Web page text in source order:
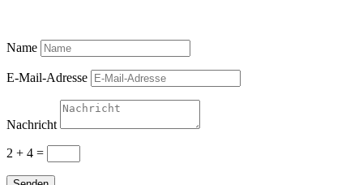
Name
E-Mail-Adresse
Nachricht
2 + 4 =